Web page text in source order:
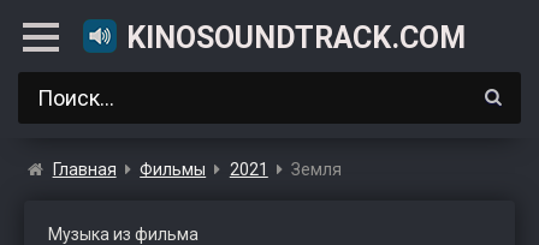
KINOSOUNDTRACK.COM
Главная Фильмы 2021 Земля
Музыка из фильма